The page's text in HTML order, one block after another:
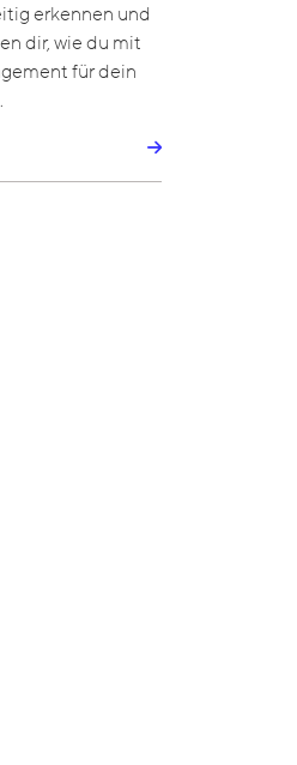
erkennen und
dir, wie du mit
für dein